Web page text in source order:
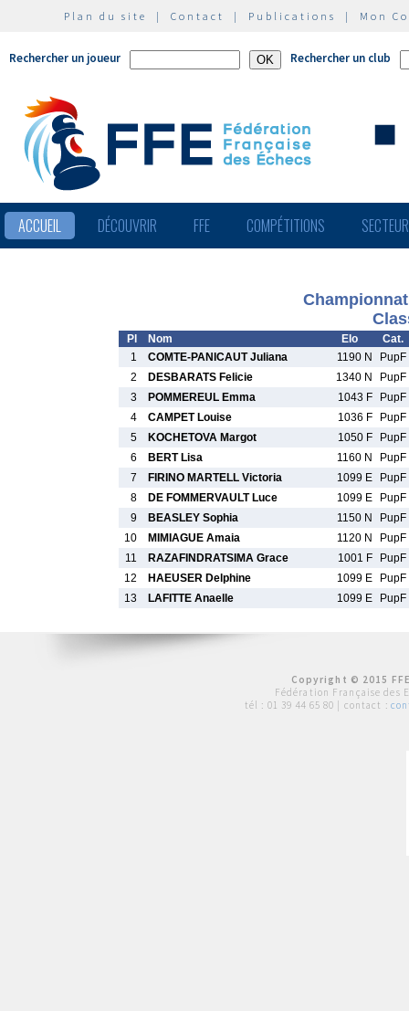
Plan du site | Contact | Publications | Mon
Rechercher un joueur Rechercher un club
ACCUEIL DÉCOUVRIR FFE COMPÉTITIONS
Pl Nom Elo
Cat.
1
COMTE-PANICAUT Juliana 1190 N
PupF
2
DESBARATS Felicie 1340 N
PupF
3
POMMEREUL Emma 1043 F
PupF
4
CAMPET Louise 1036 F
PupF
5
KOCHETOVA Margot 1050 F
PupF
6
BERT Lisa 1160 N
PupF
7
FIRINO MARTELL Victoria 1099 E
PupF
8
DE FOMMERVAULT Luce 1099 E
PupF
9
BEASLEY Sophia 1150 N
PupF
10
MIMIAGUE Amaia 1120 N
PupF
11
RAZAFINDRATSIMA Grace 1001 F
PupF
12
HAEUSER Delphine 1099 E
PupF
13
LAFITTE Anaelle 1099 E PupF
Copyright © 2015
Fédération Française des
tél : 01 39 44 65 80 | contact :